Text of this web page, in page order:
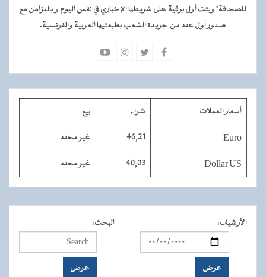
للصحافة" وبثت أول برقية على شريطها الإخباري في نفس اليوم و بالتزامن مع
صدور أول عدد من جريدة الشعب بطبعتيها العربية والفرنسية.
أسعار العملات شراء بيع
Euro
46,21 غير محدد
Dollar US
40,03 غير محدد
الأرشيف: البحث: